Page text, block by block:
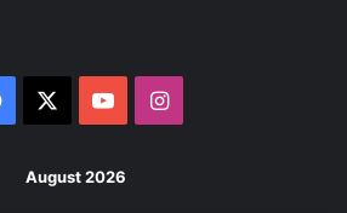
Facebook YouTubeInstagram
August 2026